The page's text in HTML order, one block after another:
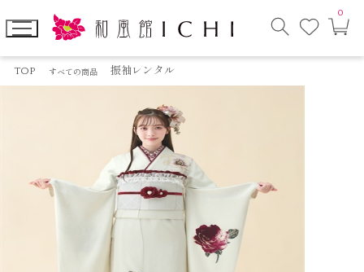
お
入
ペ
0
TOP すべての商品 振袖レンタル